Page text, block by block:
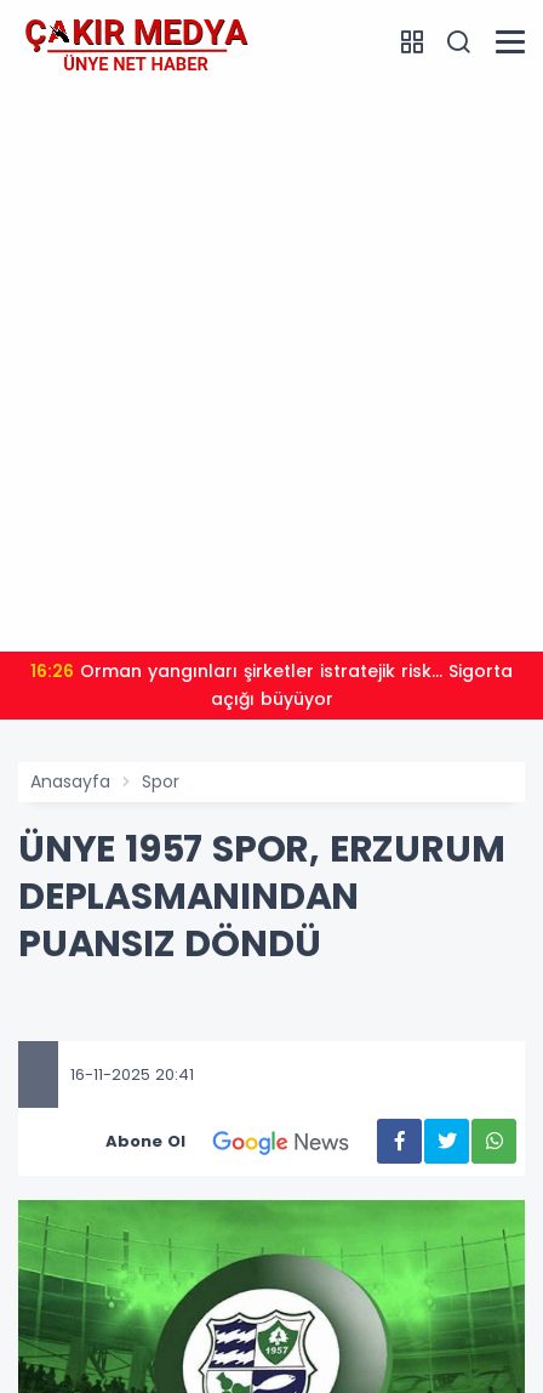
16:26
açığı büyüyor
Anasayfa Spor
ÜNYE 1957 SPOR, ERZURUM
DEPLASMANINDAN
PUANSIZ DÖNDÜ
16-11-2025 20:41
Abone Ol